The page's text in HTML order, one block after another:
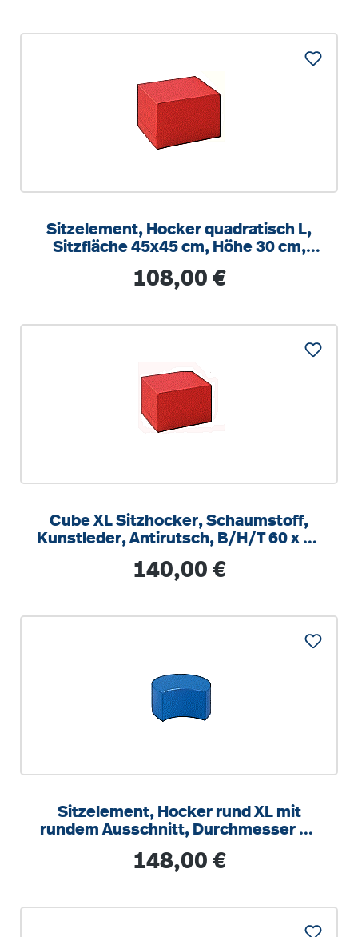
Sitzelement, Hocker quadratisch L,
Sitzfläche 45x45 cm, Höhe 30 cm,
Regulärer Preis:
108,00 €
Cube XL Sitzhocker, Schaumstoff,
Kunstleder, Antirutsch, B/H/T 60 x 35
Regulärer Preis:
140,00 €
Sitzelement, Hocker rund XL mit
rundem Ausschnitt, Durchmesser 56
Regulärer Preis:
148,00 €